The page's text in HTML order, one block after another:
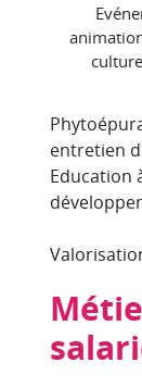
entretien
Education